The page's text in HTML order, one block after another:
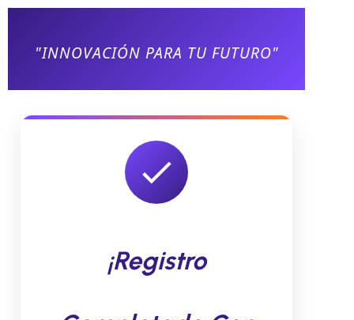
"INNOVACIÓN PARA TU FUTURO"
¡Registro